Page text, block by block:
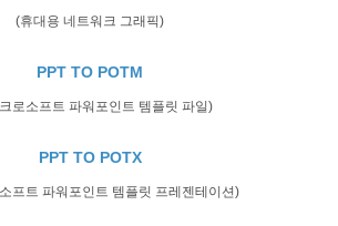
(휴대용 네트워크 그래픽)
PPT TO POTM
로소프트 파워포인트 템플릿 파일)
PPT TO POTX
프트 파워포인트 템플릿 프레젠테이션)